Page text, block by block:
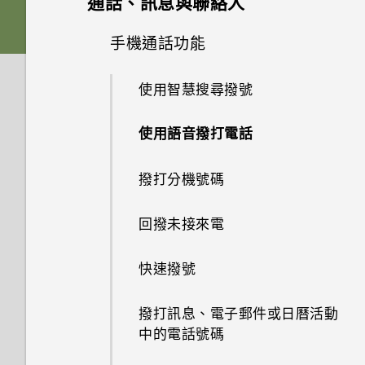
音效
完全個人專屬
Boost+
Android 6.0 Marshmallow
軟體與應用程式更新
Nano SIM 卡
為電池充電
Nano SIM 卡
使用雙網路管理員管理 Nano
觸控手勢
關閉鎖定螢幕
初次設定 HTC Desire 10 pro
取得聯絡人及其他內容的其他方
片及音樂
使用快速設定
認識手機設定
新增主畫面小工具
新增主畫面捷徑
使用貼圖作為應用程式捷徑
分類小工具面板和啟動列上的應
用程式
移動主畫面項目
移除主畫面項目
新增或移除小工具面板
選擇拍攝模式
拍攝相片
提示：如何拍出更棒的相片
拍攝全景自拍照
拍攝超廣角全景自拍照
拍攝全景相片
相機應用程式如何拍攝 RAW 相
片？
Google 相簿功能介紹
檢視相片及影片
編輯相片
美化 RAW 相片
剪輯影片
編輯高動態縮時攝影影片
HTC BlinkFeed
HTC BlinkFeed 是什麼？
開啟或關閉 HTC BlinkFeed
在 HTC BlinkFeed 上新增內容
的方式
自訂重點消息摘要
在 HTC BlinkFeed 上播放影片
張貼到社交網路
其他應用程式
使用時鐘
手機通話功能
使用智慧搜尋撥號
使用語音撥打電話
撥打分機號碼
回撥未接來電
快速撥號
撥打訊息、電子郵件或日曆活動
中的電話號碼